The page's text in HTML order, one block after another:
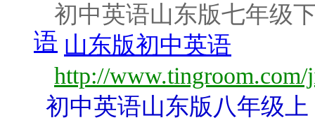
初中英语山东版七年级
语 山东版初中英语
http://
初中英语山东版八年级上